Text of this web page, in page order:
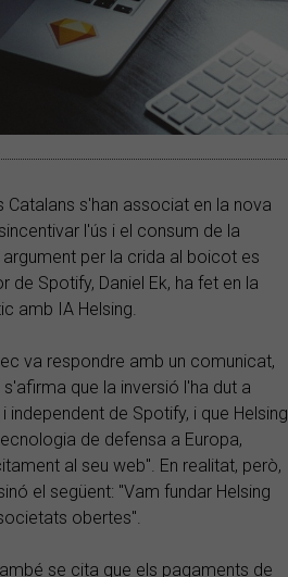
s'han associat en la nova
l'ús i el consum de la
per la crida al boicot es
de Spotify, Daniel Ek, ha fet en la
amb IA Helsing.
va respondre amb un comunicat,
que la inversió l'ha dut a
independent de Spotify, i que Helsing
de defensa a Europa,
al seu web". En realitat, però,
el següent: "Vam fundar Helsing
obertes".
se cita que els pagaments de